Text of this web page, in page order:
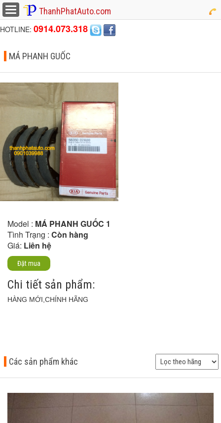
button ThanhPhatAuto.com
HOTLINE: 0914.073.318
MÁ PHANH GUỐC
Model : MÁ PHANH GUỐC 1
Tình Trạng : Còn hàng
Giá: Liên hệ
Đặt mua
Chi tiết sản phẩm:
HÀNG MỚI,CHÍNH HÃNG
Các sản phẩm khác